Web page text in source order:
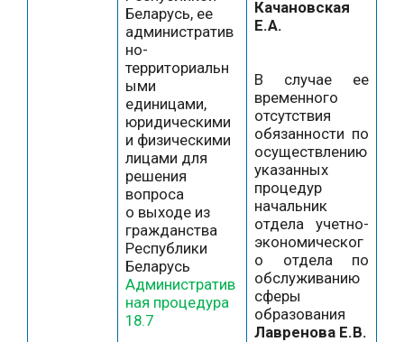
Беларусь, ее
административ
но-
территориальн
ыми
единицами,
юридическими
и физическими
лицами для
решения
вопроса
о выходе из
гражданства
Республики
Беларусь
Административ
ная процедура
18.7
Качановская
Е.А.
В случае ее
временного
отсутствия
обязанности по
осуществлению
указанных
процедур
начальник
отдела учетно-
экономическог
о отдела по
обслуживанию
сферы
образования
Лавренова Е.В.